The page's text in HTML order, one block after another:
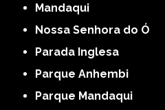
Mandaqui
Nossa Senhora do Ó
Parada Inglesa
Parque Anhembi
Parque Mandaqui